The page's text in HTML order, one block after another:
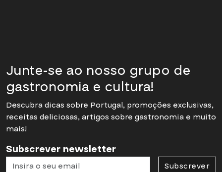
Junte-se ao nosso grupo de
gastronomia e cultura!
Descubra dicas sobre Portugal, promoções exclusivas,
receitas deliciosas, artigos sobre gastronomia e muito
mais!
Subscrever newsletter
Subscrever